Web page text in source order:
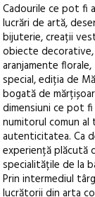
Cadourile ce pot fi
lucrări de artă,
bijuterie, creații
obiecte decorative,
aranjamente
special, ediția de
bogată de
dimensiuni ce pot
numitorul comun
autenticitatea. Ca
experiență plăcută
specialitățile de la
Prin intermediul
lucrătorii din arta